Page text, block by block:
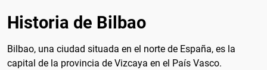
Historia de Bilbao
Bilbao, una ciudad situada en el norte de España, es la
capital de la provincia de Vizcaya en el País Vasco.